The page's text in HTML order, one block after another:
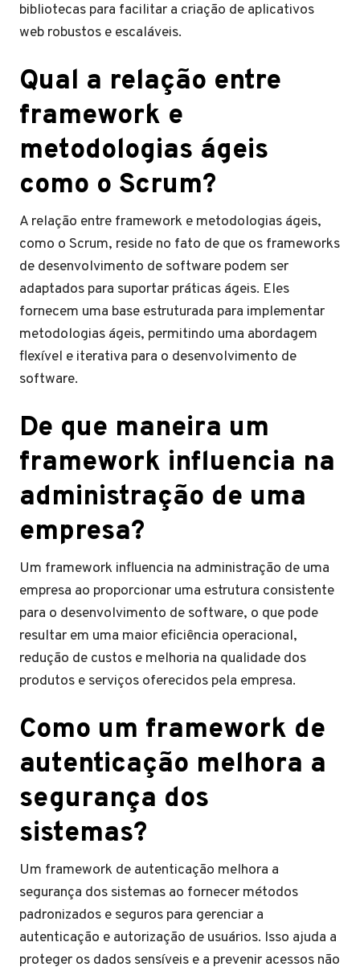
bibliotecas para facilitar a criação de aplicativos
web robustos e escaláveis.
Qual a relação entre
framework e
metodologias ágeis
como o Scrum?
A relação entre framework e metodologias ágeis,
como o Scrum, reside no fato de que os frameworks
de desenvolvimento de software podem ser
adaptados para suportar práticas ágeis. Eles
fornecem uma base estruturada para implementar
metodologias ágeis, permitindo uma abordagem
flexível e iterativa para o desenvolvimento de
software.
De que maneira um
framework influencia na
administração de uma
empresa?
Um framework influencia na administração de uma
empresa ao proporcionar uma estrutura consistente
para o desenvolvimento de software, o que pode
resultar em uma maior eficiência operacional,
redução de custos e melhoria na qualidade dos
produtos e serviços oferecidos pela empresa.
Como um framework de
autenticação melhora a
segurança dos
sistemas?
Um framework de autenticação melhora a
segurança dos sistemas ao fornecer métodos
padronizados e seguros para gerenciar a
autenticação e autorização de usuários. Isso ajuda a
proteger os dados sensíveis e a prevenir acessos não